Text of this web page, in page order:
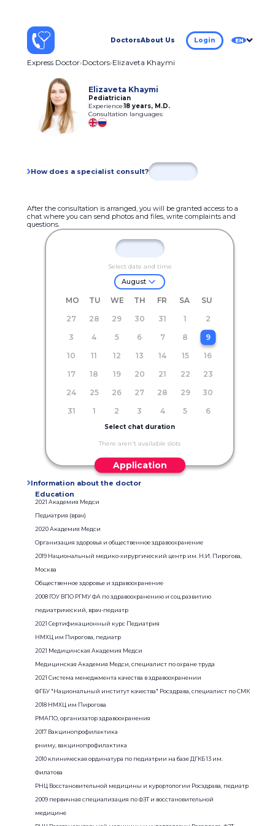
DoctorsAbout Us Login EN
Express Doctor Doctors Elizaveta Khaymi
Elizaveta Khaymi
Pediatrician
Experience:18 years, М.D.
Consultation languages:
How does a specialist consult?
After the consultation is arranged, you will be granted access to a
chat where you can send photos and files, write complaints and
questions.
Select date and time
August
MO TU WE TH FR SA
SU
27
28 29 30 31 1
2
3
4 5 6 7 8
9
10
11 12 13 14 15
16
17
18 19 20 21 22
23
24
25 26 27 28 29
30
31
1 2 3 4 5 6
Select chat duration
There aren't available slots
Application
Information about the doctor
Education
2021 Академия Медси
Педиатрия (врач)
2020 Академия Медси
Организация здоровья и общественное здравоохранение
2019 Национальный медико-хирургический центр им. Н.И. Пирогова,
Москва
Общественное здоровье и здравоохранение
2008 ГОУ ВПО РГМУ ФА по здравоохранению и соц.развитию
педиатрический, врач-педиатр
2021 Сертификационный курс Педиатрия
НМХЦ им Пирогова, педиатр
2021 Медицинская Академия Медси
Медицинская Академия Медси, специалист по охране труда
2021 Система менеджмента качества в здравоохранении
ФГБУ "Национальный институт качества" Росздрава, специалист по СМК
2018 НМХЦ им Пирогова
РМАПО, организатор здравоохранения
2017 Вакцинопрофилактика
рниму, вакцинопрофилактика
2010 клиническая ординатура по педиатрии на базе ДГКБ 13 им.
Филатова
РНЦ Восстановительной медицины и курортологии Росздрава, педиатр
2009 первичная специализация по ФЗТ и восстановительной
медицине